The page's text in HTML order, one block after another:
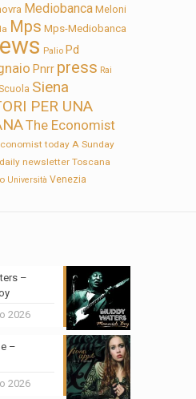
Mediobanca Meloni
Mps Mps-Mediobanca
Palio Pd
Pnrr press Rai
Siena
PER UNA
The Economist
today A Sunday
newsletter Toscana
Università Venezia
–
2026
–
2026